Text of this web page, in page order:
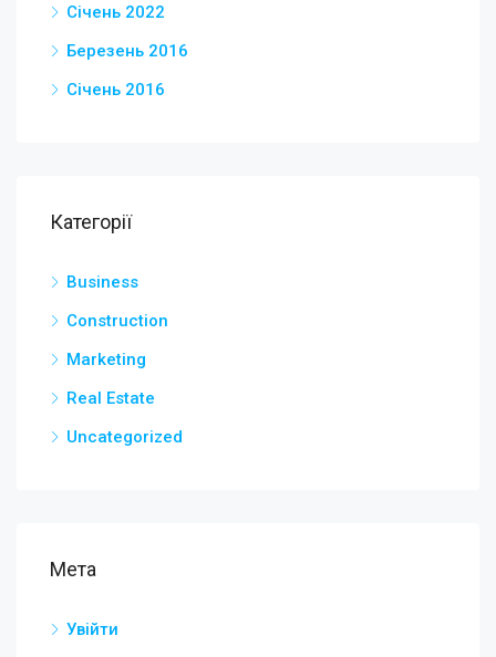
Січень 2022
Березень 2016
Січень 2016
Категорії
Business
Construction
Marketing
Real Estate
Uncategorized
Мета
Увійти